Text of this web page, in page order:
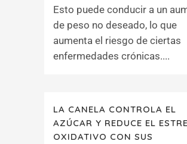
Esto puede conducir a un
de peso no deseado, lo que
aumenta el riesgo de ciertas
enfermedades crónicas....
LA CANELA CONTROLA EL
AZÚCAR Y REDUCE EL
OXIDATIVO CON SUS